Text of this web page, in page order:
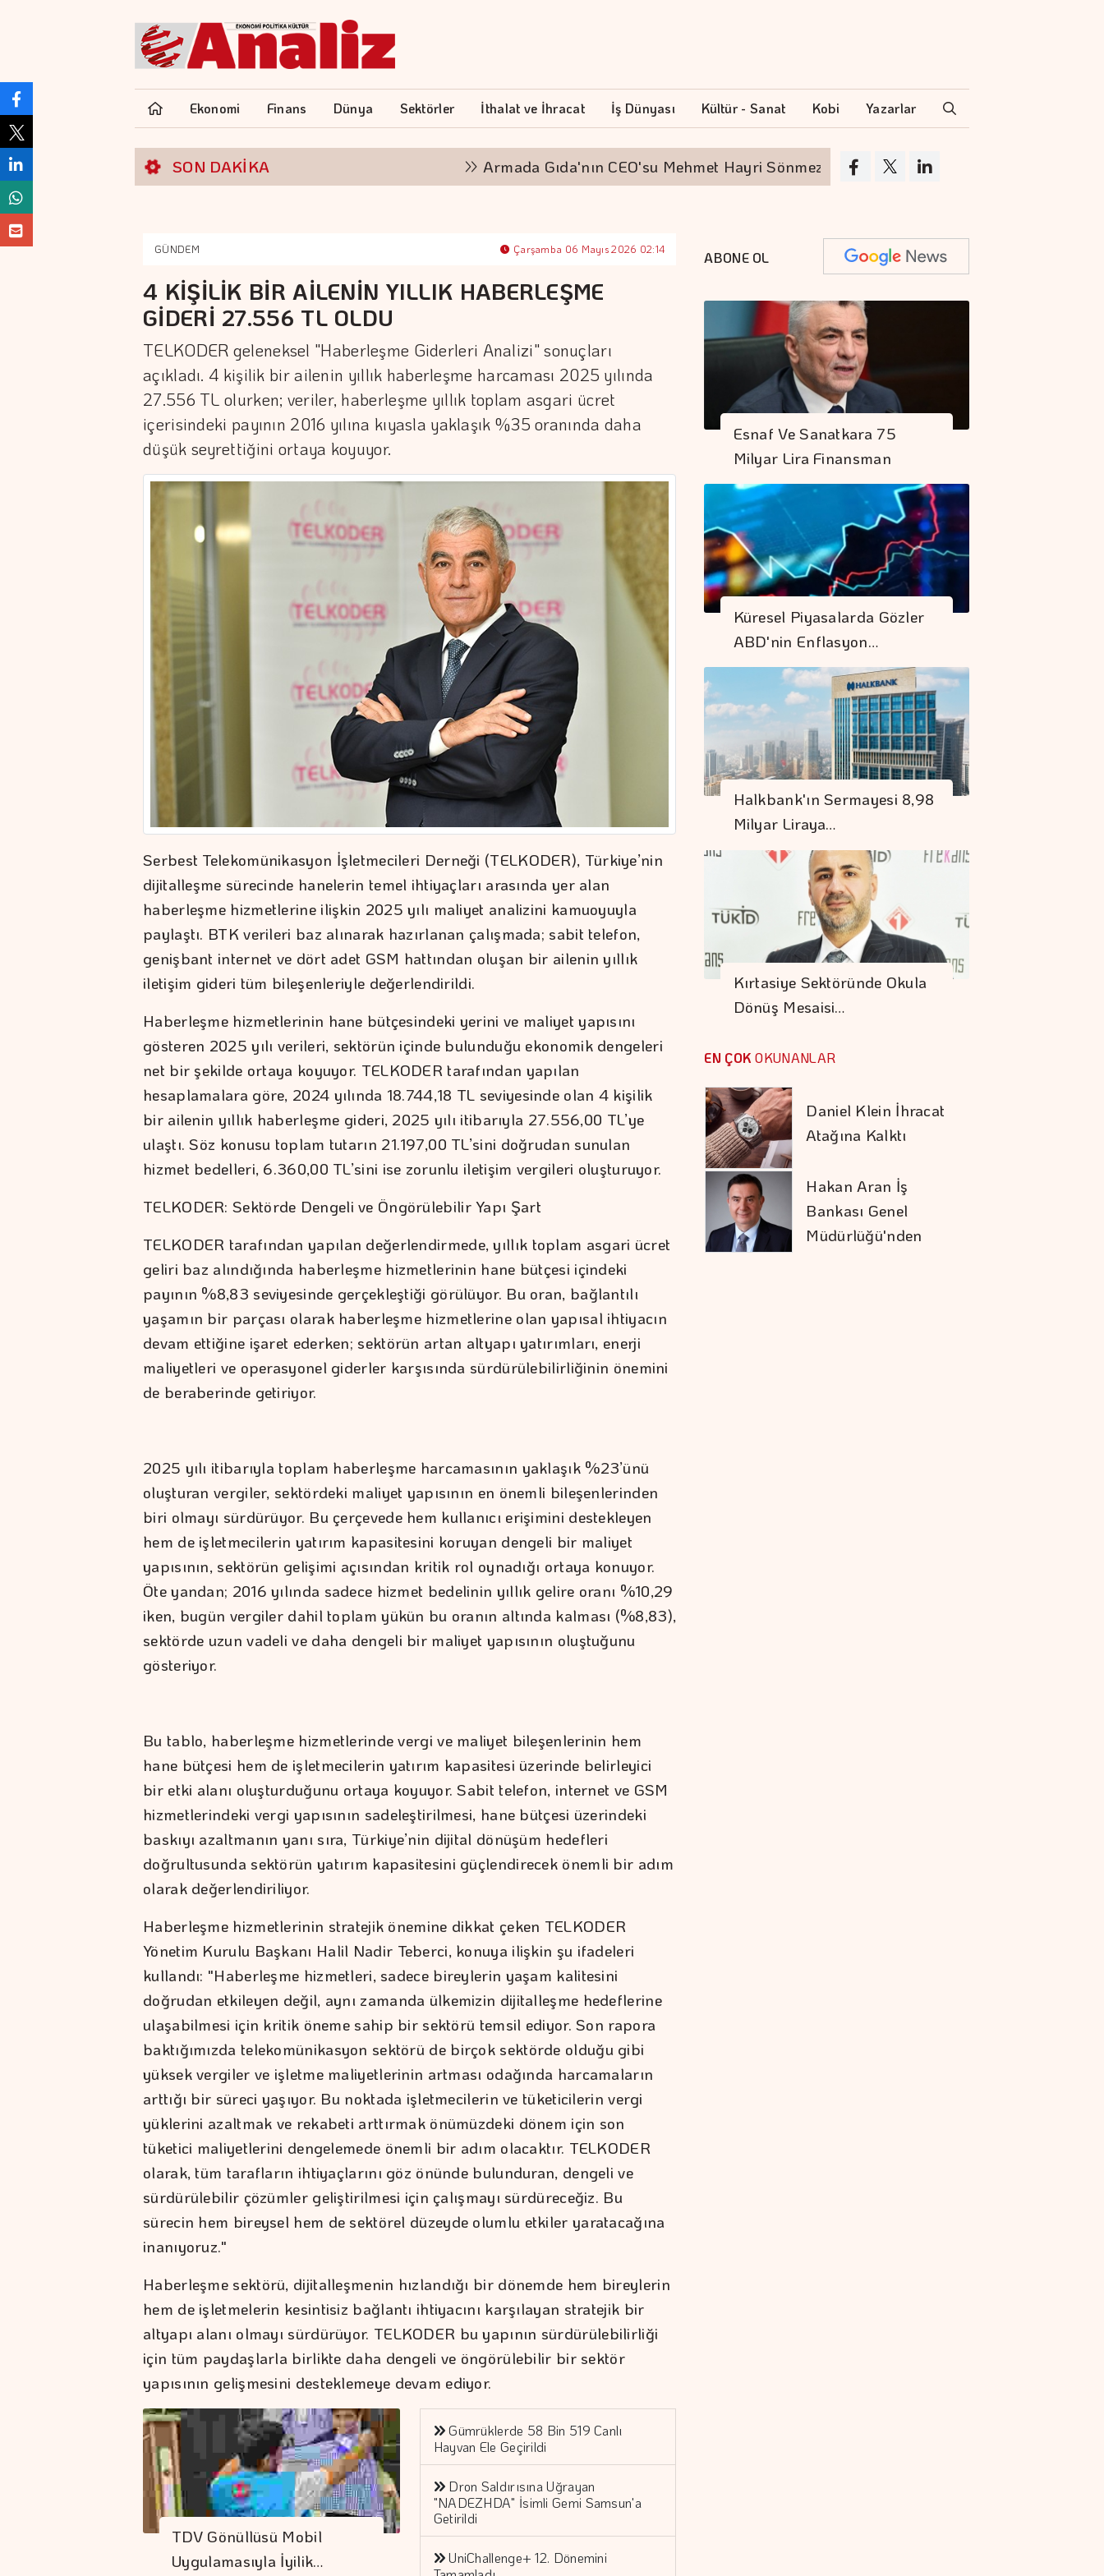
Ekonomi Finans Dünya Sektörler İthalat ve İhracat İş Dünyası Kültür - Sanat Kobi Yazarlar
SON DAKİKA Armada Gıda'nın CEO'su Mehmet Hayri Sönmez oldu Türkiye'nin en köklü tekstil
GÜNDEM Çarşamba 06 Mayıs 2026 02:14
4 KİŞİLİK BİR AİLENİN YILLIK HABERLEŞME
GİDERİ 27.556 TL OLDU
TELKODER geleneksel "Haberleşme Giderleri Analizi" sonuçları
açıkladı. 4 kişilik bir ailenin yıllık haberleşme harcaması 2025 yılında
27.556 TL olurken; veriler, haberleşme yıllık toplam asgari ücret
içerisindeki payının 2016 yılına kıyasla yaklaşık %35 oranında daha
düşük seyrettiğini ortaya koyuyor.
Serbest Telekomünikasyon İşletmecileri Derneği (TELKODER), Türkiye’nin
dijitalleşme sürecinde hanelerin temel ihtiyaçları arasında yer alan
haberleşme hizmetlerine ilişkin 2025 yılı maliyet analizini kamuoyuyla
paylaştı. BTK verileri baz alınarak hazırlanan çalışmada; sabit telefon,
genişbant internet ve dört adet GSM hattından oluşan bir ailenin yıllık
iletişim gideri tüm bileşenleriyle değerlendirildi.
Haberleşme hizmetlerinin hane bütçesindeki yerini ve maliyet yapısını
gösteren 2025 yılı verileri, sektörün içinde bulunduğu ekonomik dengeleri
net bir şekilde ortaya koyuyor. TELKODER tarafından yapılan
hesaplamalara göre, 2024 yılında 18.744,18 TL seviyesinde olan 4 kişilik
bir ailenin yıllık haberleşme gideri, 2025 yılı itibarıyla 27.556,00 TL’ye
ulaştı. Söz konusu toplam tutarın 21.197,00 TL’sini doğrudan sunulan
hizmet bedelleri, 6.360,00 TL’sini ise zorunlu iletişim vergileri oluşturuyor.
TELKODER: Sektörde Dengeli ve Öngörülebilir Yapı Şart
TELKODER tarafından yapılan değerlendirmede, yıllık toplam asgari ücret
geliri baz alındığında haberleşme hizmetlerinin hane bütçesi içindeki
payının %8,83 seviyesinde gerçekleştiği görülüyor. Bu oran, bağlantılı
yaşamın bir parçası olarak haberleşme hizmetlerine olan yapısal ihtiyacın
devam ettiğine işaret ederken; sektörün artan altyapı yatırımları, enerji
maliyetleri ve operasyonel giderler karşısında sürdürülebilirliğinin önemini
de beraberinde getiriyor.
2025 yılı itibarıyla toplam haberleşme harcamasının yaklaşık %23’ünü
oluşturan vergiler, sektördeki maliyet yapısının en önemli bileşenlerinden
biri olmayı sürdürüyor. Bu çerçevede hem kullanıcı erişimini destekleyen
hem de işletmecilerin yatırım kapasitesini koruyan dengeli bir maliyet
yapısının, sektörün gelişimi açısından kritik rol oynadığı ortaya konuyor.
Öte yandan; 2016 yılında sadece hizmet bedelinin yıllık gelire oranı %10,29
iken, bugün vergiler dahil toplam yükün bu oranın altında kalması (%8,83),
sektörde uzun vadeli ve daha dengeli bir maliyet yapısının oluştuğunu
gösteriyor.
Bu tablo, haberleşme hizmetlerinde vergi ve maliyet bileşenlerinin hem
hane bütçesi hem de işletmecilerin yatırım kapasitesi üzerinde belirleyici
bir etki alanı oluşturduğunu ortaya koyuyor. Sabit telefon, internet ve GSM
hizmetlerindeki vergi yapısının sadeleştirilmesi, hane bütçesi üzerindeki
baskıyı azaltmanın yanı sıra, Türkiye’nin dijital dönüşüm hedefleri
doğrultusunda sektörün yatırım kapasitesini güçlendirecek önemli bir adım
olarak değerlendiriliyor.
Haberleşme hizmetlerinin stratejik önemine dikkat çeken TELKODER
Yönetim Kurulu Başkanı Halil Nadir Teberci, konuya ilişkin şu ifadeleri
kullandı: "Haberleşme hizmetleri, sadece bireylerin yaşam kalitesini
doğrudan etkileyen değil, aynı zamanda ülkemizin dijitalleşme hedeflerine
ulaşabilmesi için kritik öneme sahip bir sektörü temsil ediyor. Son rapora
baktığımızda telekomünikasyon sektörü de birçok sektörde olduğu gibi
yüksek vergiler ve işletme maliyetlerinin artması odağında harcamaların
arttığı bir süreci yaşıyor. Bu noktada işletmecilerin ve tüketicilerin vergi
yüklerini azaltmak ve rekabeti arttırmak önümüzdeki dönem için son
tüketici maliyetlerini dengelemede önemli bir adım olacaktır. TELKODER
olarak, tüm tarafların ihtiyaçlarını göz önünde bulunduran, dengeli ve
sürdürülebilir çözümler geliştirilmesi için çalışmayı sürdüreceğiz. Bu
sürecin hem bireysel hem de sektörel düzeyde olumlu etkiler yaratacağına
inanıyoruz."
Haberleşme sektörü, dijitalleşmenin hızlandığı bir dönemde hem bireylerin
hem de işletmelerin kesintisiz bağlantı ihtiyacını karşılayan stratejik bir
altyapı alanı olmayı sürdürüyor. TELKODER bu yapının sürdürülebilirliği
için tüm paydaşlarla birlikte daha dengeli ve öngörülebilir bir sektör
yapısının gelişmesini desteklemeye devam ediyor.
TDV Gönüllüsü Mobil
Uygulamasıyla İyilik…
Gümrüklerde 58 Bin 519 Canlı
Hayvan Ele Geçirildi
Dron Saldırısına Uğrayan
"NADEZHDA" İsimli Gemi Samsun'a
Getirildi
UniChallenge+ 12. Dönemini
ABONE OL
Esnaf Ve Sanatkara 75
Milyar Lira Finansman
Küresel Piyasalarda Gözler
ABD'nin Enflasyon…
Halkbank'ın Sermayesi 8,98
Milyar Liraya…
Kırtasiye Sektöründe Okula
Dönüş Mesaisi…
EN ÇOK OKUNANLAR
Denizde Ve Karada
Kesintisiz Güvence
En Fazla Kaybettiren
Yatırım Fonları
Tasarruf Finansman
şirketlerine Yeni
Düzenleme
Kocaer Çelik Bilanço
Güçlendirmeye
Daniel Klein İhracat
Atağına Kalktı
Hakan Aran İş
Bankası Genel
Müdürlüğü'nden